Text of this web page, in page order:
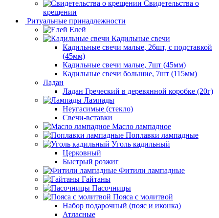
Свидетельства о
крещении
Ритуальные принадлежности
Елей
Кадильные свечи
Кадильные свечи малые, 26шт, с подставкой
(45мм)
Кадильные свечи малые, 7шт (45мм)
Кадильные свечи большие, 7шт (115мм)
Ладан
Ладан Греческий в деревянной коробке (20г)
Лампады
Неугасимые (стекло)
Свечи-вставки
Масло лампадное
Поплавки лампадные
Уголь кадильный
Церковный
Быстрый розжиг
Фитили лампадные
Гайтаны
Пасочницы
Пояса с молитвой
Набор подарочный (пояс и иконка)
Атласные